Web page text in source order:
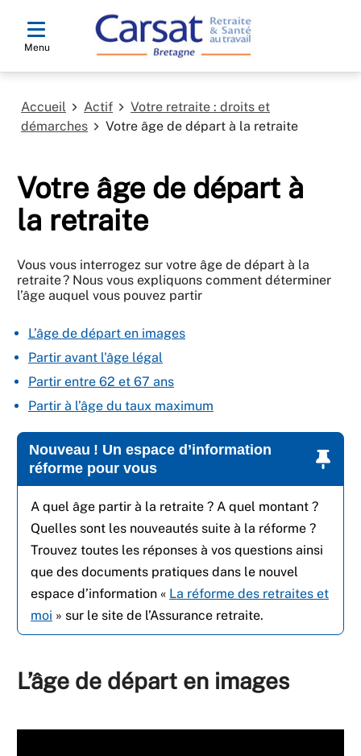
Menu
Accueil Actif
Votre retraite : droits et
démarches
Votre âge de départ à la retraite
Votre âge de départ à
la retraite
Vous vous interrogez sur votre âge de départ à la
retraite ? Nous vous expliquons comment déterminer
l’âge auquel vous pouvez partir
L’âge de départ en images
Partir avant l'âge légal
Partir entre 62 et 67 ans
Partir à l’âge du taux maximum
Nouveau ! Un espace d’information
réforme pour vous
A quel âge partir à la retraite ? A quel montant ?
Quelles sont les nouveautés suite à la réforme ?
Trouvez toutes les réponses à vos questions ainsi
que des documents pratiques dans le nouvel
espace d’information « La réforme des retraites et
moi » sur le site de l’Assurance retraite.
L’âge de départ en images